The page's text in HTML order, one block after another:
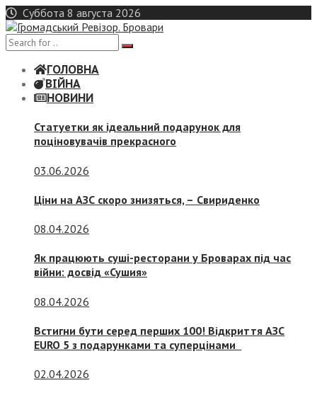
Skip
to
content
Суббота 8 августа 2026
ГОЛОВНА
ВІЙНА
НОВИНИ
Статуетки як ідеальний подарунок для
поціновувачів прекрасного
03.06.2026
Ціни на АЗС скоро знизяться, – Свириденко
08.04.2026
Як працюють суші-ресторани у Броварах під час
війни: досвід «Сушия»
08.04.2026
Встигни бути серед перших 100! Відкриття АЗС
EURO 5 з подарунками та суперцінами
02.04.2026